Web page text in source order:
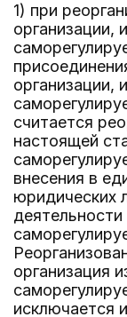
1) при
организации,
организации,
считается
настоящей
внесения в
юридических
организация
исключается